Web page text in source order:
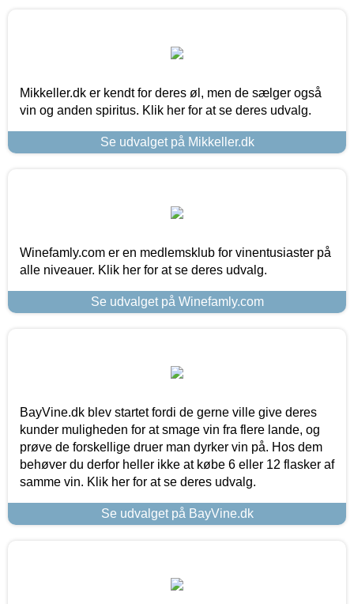
Mikkeller.dk er kendt for deres øl, men de sælger også
vin og anden spiritus. Klik her for at se deres udvalg.
Se udvalget på Mikkeller.dk
Winefamly.com er en medlemsklub for vinentusiaster på
alle niveauer. Klik her for at se deres udvalg.
Se udvalget på Winefamly.com
BayVine.dk blev startet fordi de gerne ville give deres
kunder muligheden for at smage vin fra flere lande, og
prøve de forskellige druer man dyrker vin på. Hos dem
behøver du derfor heller ikke at købe 6 eller 12 flasker af
samme vin. Klik her for at se deres udvalg.
Se udvalget på BayVine.dk